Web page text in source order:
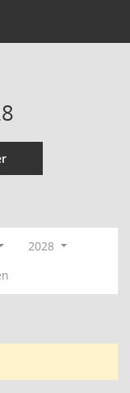
2028